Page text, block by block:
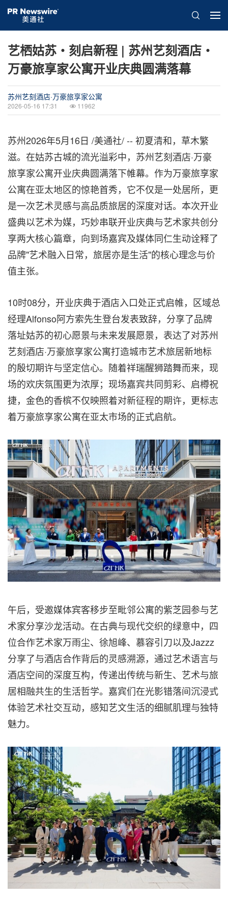
艺栖姑苏・刻启新程 | 苏州艺刻酒店・
万豪旅享家公寓开业庆典圆满落幕
苏州艺刻酒店·万豪旅享家公寓
2026-05-16 17:31 11962
苏州2026年5月16日 /美通社/ -- 初夏清和，草木繁
滋。在姑苏古城的流光溢彩中， 苏州艺刻酒店·万豪
旅享家公寓开业庆典圆满落下帷幕。作为万豪旅享家
公寓在亚太地区的惊艳首秀，它不仅是一处居所，更
是一次艺术灵感与高品质旅居的深度对话。本次开业
盛典以艺术为媒，巧妙串联开业庆典与艺术家共创分
享两大核心篇章，向到场嘉宾及媒体同仁生动诠释了
品牌"艺术融入日常，旅居亦是生活"的核心理念与价
值主张。
10时08分，开业庆典于酒店入口处正式启帷，区域总
经理Alfonso阿方索先生登台发表致辞，分享了品牌
落址姑苏的初心愿景与未来发展愿景，表达了对苏州
艺刻酒店·万豪旅享家公寓打造城市艺术旅居新地标
的殷切期许与坚定信心。随着祥瑞醒狮踏舞而来，现
场的欢庆氛围更为浓厚；现场嘉宾共同剪彩、启樽祝
捷，金色的香槟不仅映照着对新征程的期许，更标志
着万豪旅享家公寓在亚太市场的正式启航。
午后，受邀媒体宾客移步至毗邻公寓的紫芝园参与艺
术家分享沙龙活动。在古典与现代交织的绿意中，四
位合作艺术家万雨尘、徐旭峰、慕容引刀以及Jazzz
分享了与酒店合作背后的灵感溯源，通过艺术语言与
酒店空间的深度互构，传递出传统与新生、艺术与旅
居相融共生的生活哲学。嘉宾们在光影错落间沉浸式
体验艺术社交互动，感知艺文生活的细腻肌理与独特
魅力。